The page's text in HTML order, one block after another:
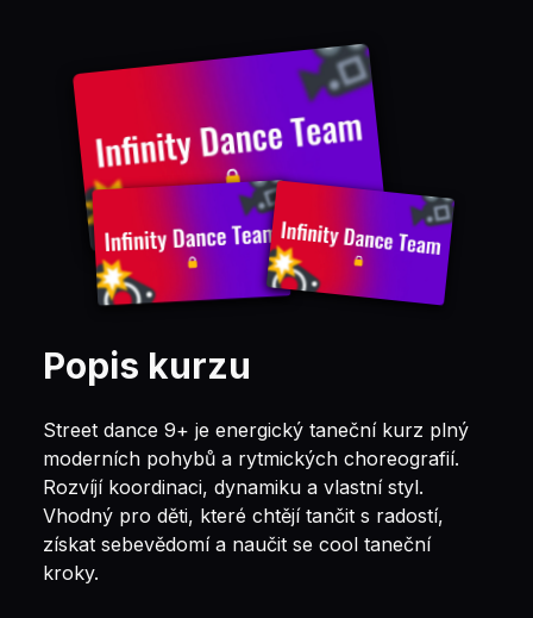
Popis kurzu
Street dance 9+ je energický taneční kurz plný
moderních pohybů a rytmických choreografií.
Rozvíjí koordinaci, dynamiku a vlastní styl.
Vhodný pro děti, které chtějí tančit s radostí,
získat sebevědomí a naučit se cool taneční
kroky.